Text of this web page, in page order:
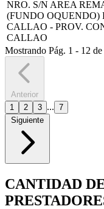
NRO. S/N AREA
(FUNDO OQUENDO)
CALLAO - PROV.
CALLAO
Mostrando Pág. 1 - 12 de
Anterior
1
2 3 ... 7
Siguiente
CANTIDAD